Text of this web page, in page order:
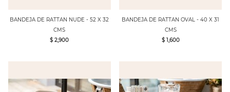
BANDEJA DE RATTAN NUDE - 52 X 32
CMS
$ 2,900
BANDEJA DE RATTAN OVAL - 40 X 31
CMS
$ 1,600